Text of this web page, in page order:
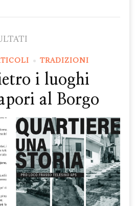
TRADIZIONI
i luoghi
al Borgo